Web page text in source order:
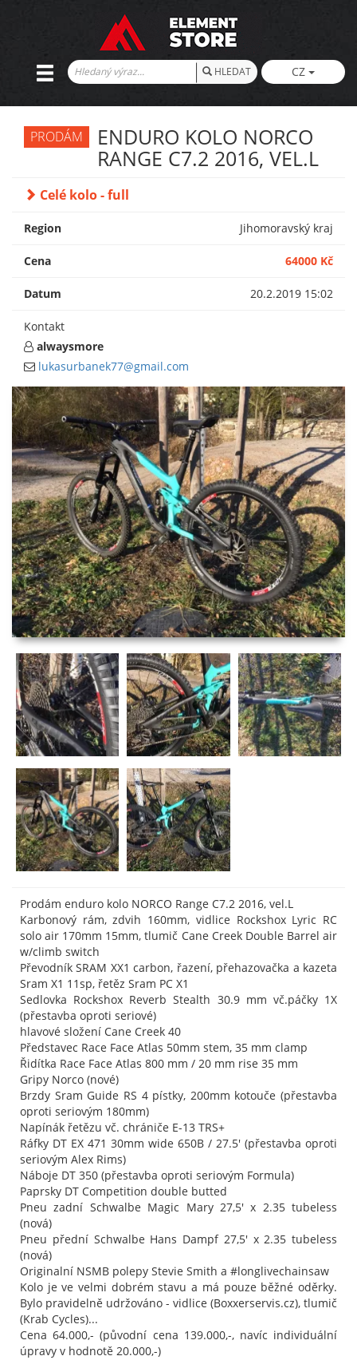
HLEDAT CZ
PRODÁM ENDURO KOLO NORCO
RANGE C7.2 2016, VEL.L
Celé kolo - full
Region Jihomoravský kraj
Cena 64000 Kč
Datum 20.2.2019 15:02
Kontakt
alwaysmore
lukasurbanek77@gmail.com
Prodám enduro kolo NORCO Range C7.2 2016, vel.L
Karbonový rám, zdvih 160mm, vidlice Rockshox Lyric RC
solo air 170mm 15mm, tlumič Cane Creek Double Barrel air
w/climb switch
Převodník SRAM XX1 carbon, řazení, přehazovačka a kazeta
Sram X1 11sp, řetěz Sram PC X1
Sedlovka Rockshox Reverb Stealth 30.9 mm vč.páčky 1X
(přestavba oproti seriové)
hlavové složení Cane Creek 40
Představec Race Face Atlas 50mm stem, 35 mm clamp
Řidítka Race Face Atlas 800 mm / 20 mm rise 35 mm
Gripy Norco (nové)
Brzdy Sram Guide RS 4 pístky, 200mm kotouče (přestavba
oproti seriovým 180mm)
Napínák řetězu vč. chrániče E-13 TRS+
Ráfky DT EX 471 30mm wide 650B / 27.5' (přestavba oproti
seriovým Alex Rims)
Náboje DT 350 (přestavba oproti seriovým Formula)
Paprsky DT Competition double butted
Pneu zadní Schwalbe Magic Mary 27,5' x 2.35 tubeless
(nová)
Pneu přední Schwalbe Hans Dampf 27,5' x 2.35 tubeless
(nová)
Originalní NSMB polepy Stevie Smith a #longlivechainsaw
Kolo je ve velmi dobrém stavu a má pouze běžné oděrky.
Bylo pravidelně udržováno - vidlice (Boxxerservis.cz), tlumič
(Krab Cycles)...
Cena 64.000,- (původní cena 139.000,-, navíc individuální
úpravy v hodnotě 20.000,-)